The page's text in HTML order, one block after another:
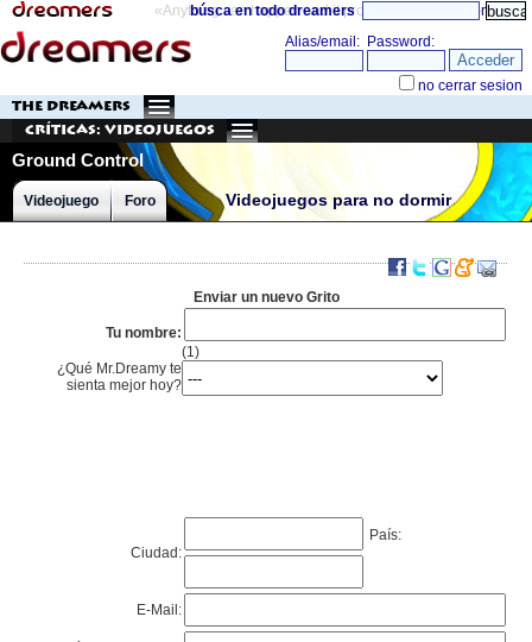
«Anything can happen and it probably will» directorio
búsca en todo dreamers
THE DREAMERS
Críticas: Videojuegos
Ground Control
Videojuegos para no dormir
Videojuego Foro
Enviar un nuevo Grito
Tu nombre:
(1)
¿Qué Mr.Dreamy te
sienta mejor hoy?
Ciudad:
País:
E-Mail: